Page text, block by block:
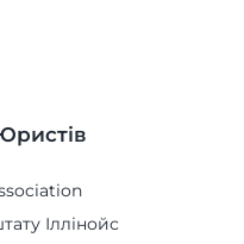
Іллінойс